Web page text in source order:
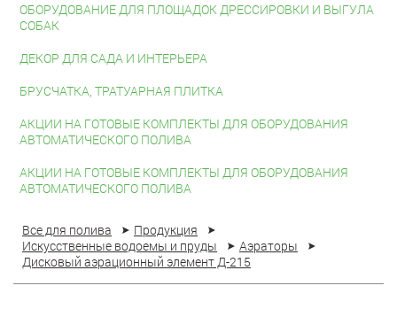
ОБОРУДОВАНИЕ ДЛЯ ПЛОЩАДОК ДРЕССИРОВКИ И ВЫГУЛА
СОБАК
ДЕКОР ДЛЯ САДА И ИНТЕРЬЕРА
БРУСЧАТКА, ТРАТУАРНАЯ ПЛИТКА
АКЦИИ НА ГОТОВЫЕ КОМПЛЕКТЫ ДЛЯ ОБОРУДОВАНИЯ
АВТОМАТИЧЕСКОГО ПОЛИВА
АКЦИИ НА ГОТОВЫЕ КОМПЛЕКТЫ ДЛЯ ОБОРУДОВАНИЯ
АВТОМАТИЧЕСКОГО ПОЛИВА
Все для полива
Продукция
Искусственные водоемы и пруды
Аэраторы
Дисковый аэрационный элемент Д-215